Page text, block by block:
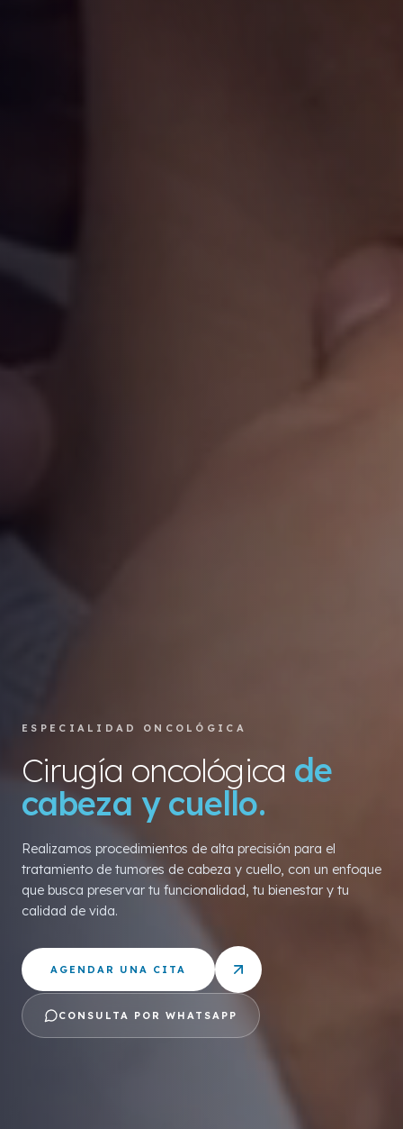
ESPECIALIDAD ONCOLÓGICA
Cirugía oncológica de
cabeza y cuello.
Realizamos procedimientos de alta precisión para el
tratamiento de tumores de cabeza y cuello, con un enfoque
que busca preservar tu funcionalidad, tu bienestar y tu
calidad de vida.
AGENDAR UNA CITA
CONSULTA POR WHATSAPP